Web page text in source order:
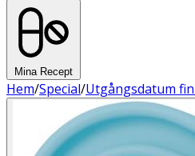
Mina Recept
Hem/Special/Utgångsdatum